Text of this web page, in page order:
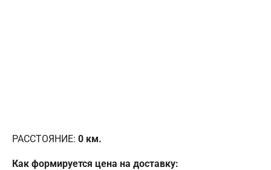
РАССТОЯНИЕ: 0 км.
Как формируется цена на доставку: